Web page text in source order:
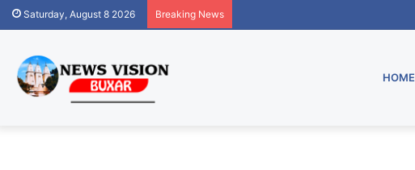
Saturday, August 8 2026 Breaking News
HOME